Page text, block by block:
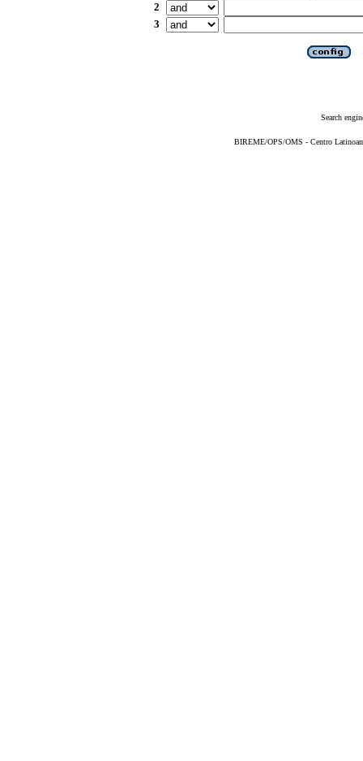
2
3
Search
BIREME/OPS/OMS - Centro